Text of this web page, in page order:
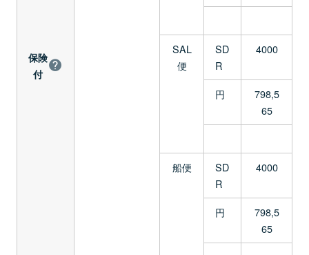
保険
付
SAL
便
SD
R
4000
円
798,5
65
船便
SD
R
4000
円
798,5
65